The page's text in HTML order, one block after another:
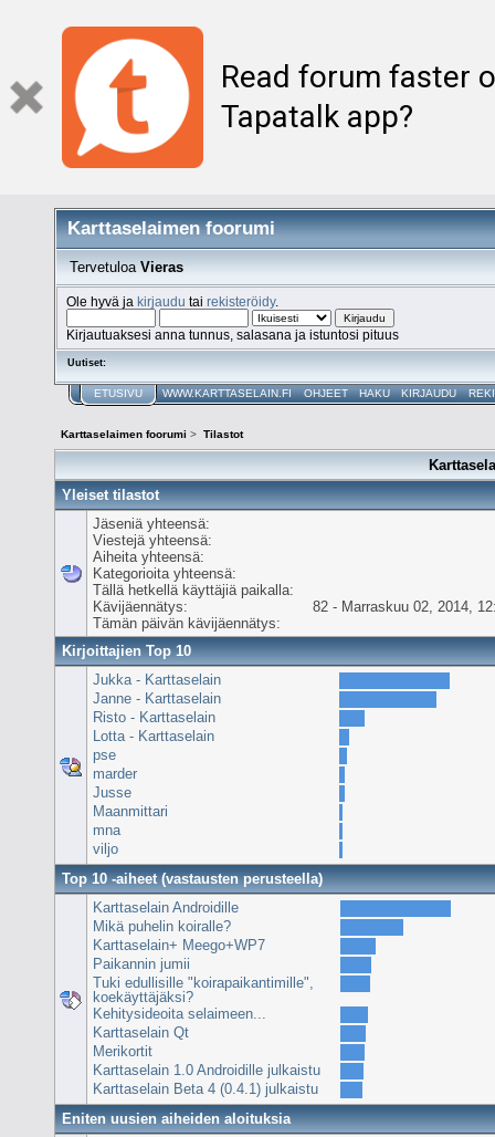
Read forum faster
Tapatalk app?
Karttaselaimen foorumi
Tervetuloa Vieras
Ole hyvä jakirjaudu tairekisteröidy.
Kirjautuaksesi anna tunnus, salasana ja istuntosi pituus
Uutiset:
ETUSIVU WWW.KARTTASELAIN.FI OHJEET HAKU KIRJAUDU
Karttaselaimen foorumi > Tilastot
Yleiset tilastot
Jäseniä yhteensä:
Viestejä yhteensä:
Aiheita yhteensä:
Kategorioita yhteensä:
Tällä hetkellä käyttäjiä paikalla:
Kävijäennätys:
82 - Marraskuu 02, 2014,
Tämän päivän kävijäennätys:
Kirjoittajien Top 10
Jukka - Karttaselain
Janne - Karttaselain
Risto - Karttaselain
Lotta - Karttaselain
pse
marder
Jusse
Maanmittari
mna
viljo
Top 10 -aiheet (vastausten perusteella)
Karttaselain Androidille
Mikä puhelin koiralle?
Karttaselain+ Meego+WP7
Paikannin jumii
Tuki edullisille "koirapaikantimille",
koekäyttäjäksi?
Kehitysideoita selaimeen...
Karttaselain Qt
Merikortit
Karttaselain 1.0 Androidille julkaistu
Karttaselain Beta 4 (0.4.1) julkaistu
Eniten uusien aiheiden aloituksia